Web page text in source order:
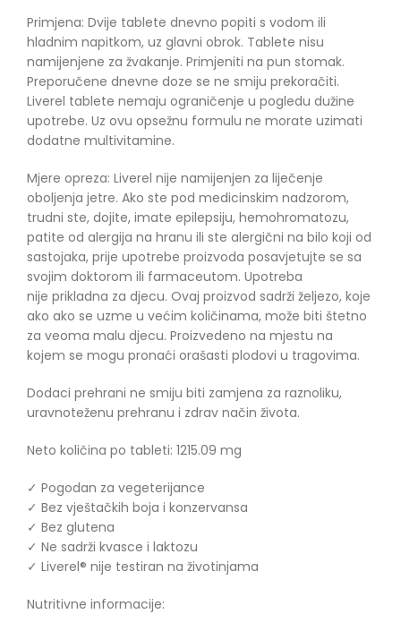
Primjena: Dvije tablete dnevno popiti s vodom ili
hladnim napitkom, uz glavni obrok. Tablete nisu
namijenjene za žvakanje. Primjeniti na pun stomak.
Preporučene dnevne doze se ne smiju prekoračiti.
Liverel tablete nemaju ograničenje u pogledu dužine
upotrebe. Uz ovu opsežnu formulu ne morate uzimati
dodatne multivitamine.
Mjere opreza: Liverel nije namijenjen za liječenje
oboljenja jetre. Ako ste pod medicinskim nadzorom,
trudni ste, dojite, imate epilepsiju, hemohromatozu,
patite od alergija na hranu ili ste alergični na bilo koji od
sastojaka, prije upotrebe proizvoda posavjetujte se sa
svojim doktorom ili farmaceutom. Upotreba
nije prikladna za djecu. Ovaj proizvod sadrži željezo, koje
ako ako se uzme u većim količinama, može biti štetno
za veoma malu djecu. Proizvedeno na mjestu na
kojem se mogu pronaći orašasti plodovi u tragovima.
Dodaci prehrani ne smiju biti zamjena za raznoliku,
uravnoteženu prehranu i zdrav način života.
Neto količina po tableti: 1215.09 mg
✓ Pogodan za vegeterijance
✓ Bez vještačkih boja i konzervansa
✓ Bez glutena
✓ Ne sadrži kvasce i laktozu
✓ Liverel® nije testiran na životinjama
Nutritivne informacije: